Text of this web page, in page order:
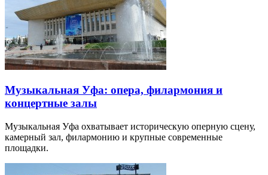
Музыкальная Уфа: опера, филармония и
концертные залы
Музыкальная Уфа охватывает историческую оперную сцену,
камерный зал, филармонию и крупные современные
площадки.